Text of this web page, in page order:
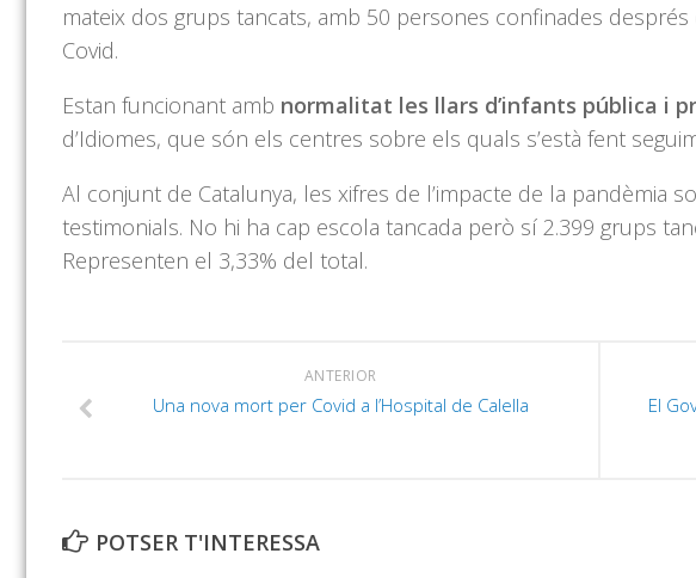
mateix dos grups tancats, amb 50 persones confinades
Covid.
Estan funcionant amb normalitat les llars d’infants pública i
d’Idiomes, que són els centres sobre els quals s’està fent
Al conjunt de Catalunya, les xifres de l’impacte de la pandèmia
testimonials. No hi ha cap escola tancada però sí 2.399 grups
Representen el 3,33% del total.
El
ANTERIOR
Una nova mort per Covid a l’Hospital de Calella
POTSER T'INTERESSA